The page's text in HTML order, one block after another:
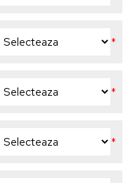
*
*
*